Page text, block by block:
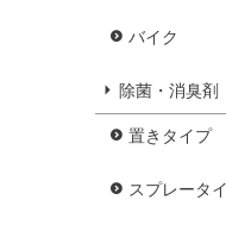
バイク
除菌・消臭剤
置きタイプ
スプレータ